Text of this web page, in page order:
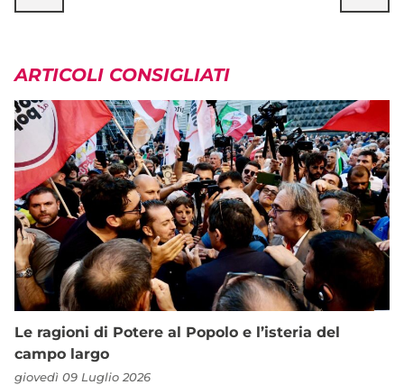
ARTICOLI CONSIGLIATI
Le ragioni di Potere al Popolo e l’isteria del
campo largo
giovedì 09 Luglio 2026